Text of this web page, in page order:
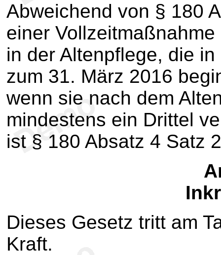
Abweichend von § 180
einer
in der Altenpflege, die
zum 31. März 2016
wenn sie nach dem
mindestens ein Drittel
ist § 180 Absatz 4 Satz
Dieses Gesetz tritt am
Kraft.